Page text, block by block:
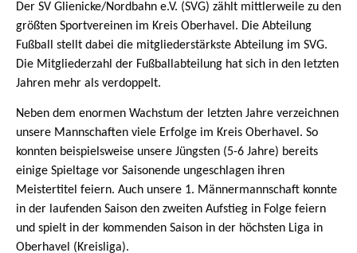
Der SV Glienicke/Nordbahn e.V. (SVG) zählt mittlerweile zu den
größten Sportvereinen im Kreis Oberhavel. Die Abteilung
Fußball stellt dabei die mitgliederstärkste Abteilung im SVG.
Die Mitgliederzahl der Fußballabteilung hat sich in den letzten
Jahren mehr als verdoppelt.
Neben dem enormen Wachstum der letzten Jahre verzeichnen
unsere Mannschaften viele Erfolge im Kreis Oberhavel. So
konnten beispielsweise unsere Jüngsten (5-6 Jahre) bereits
einige Spieltage vor Saisonende ungeschlagen ihren
Meistertitel feiern. Auch unsere 1. Männermannschaft konnte
in der laufenden Saison den zweiten Aufstieg in Folge feiern
und spielt in der kommenden Saison in der höchsten Liga in
Oberhavel (Kreisliga).